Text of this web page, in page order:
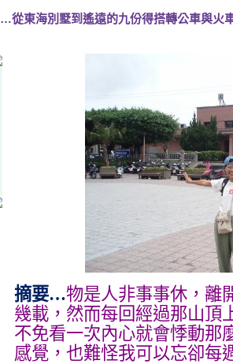
…從東海別墅到遙遠的九份得搭轉公車與火
摘要…物是人非事事休，離
幾載，然而每回經過那山頂
不免看一次內心就會悸動那
感覺，也難怪我可以忘卻每